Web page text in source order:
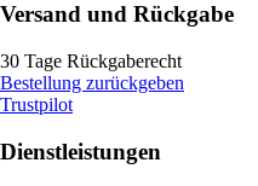
Versand und Rückgabe
30 Tage Rückgaberecht
Bestellung zurückgeben
Trustpilot
Dienstleistungen